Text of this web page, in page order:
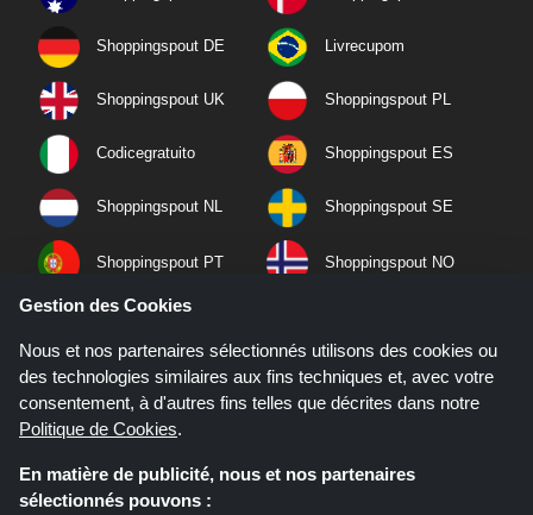
Shoppingspout DE Livrecupom
Shoppingspout UK Shoppingspout PL
Codicegratuito Shoppingspout ES
Shoppingspout NL Shoppingspout SE
Shoppingspout PT Shoppingspout NO
Gestion des Cookies
Nous et nos partenaires sélectionnés utilisons des cookies ou
des technologies similaires aux fins techniques et, avec votre
consentement, à d'autres fins telles que décrites dans notre
Politique de Cookies.
En matière de publicité, nous et nos partenaires
sélectionnés pouvons :